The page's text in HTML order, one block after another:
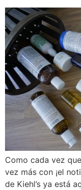
Como cada vez
vez más con ¡el
de Kiehl’s ya está